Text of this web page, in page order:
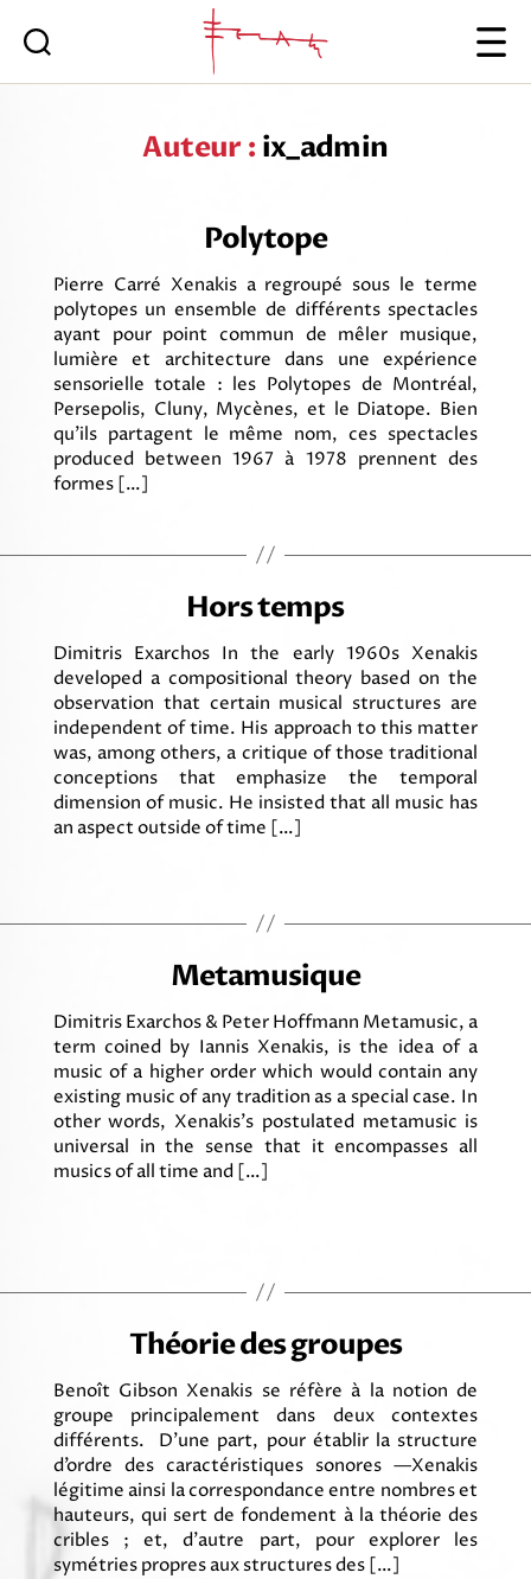
Iannis
Auteur : ix_admin
Polytope
Pierre Carré Xenakis a regroupé sous le terme
polytopes un ensemble de différents spectacles
ayant pour point commun de mêler musique,
lumière et architecture dans une expérience
sensorielle totale : les Polytopes de Montréal,
Persepolis, Cluny, Mycènes, et le Diatope. Bien
qu’ils partagent le même nom, ces spectacles
produced between 1967 à 1978 prennent des
formes […]
Hors temps
Dimitris Exarchos In the early 1960s Xenakis
developed a compositional theory based on the
observation that certain musical structures are
independent of time. His approach to this matter
was, among others, a critique of those traditional
conceptions that emphasize the temporal
dimension of music. He insisted that all music has
an aspect outside of time […]
Metamusique
Dimitris Exarchos & Peter Hoffmann Metamusic, a
term coined by Iannis Xenakis, is the idea of a
music of a higher order which would contain any
existing music of any tradition as a special case. In
other words, Xenakis’s postulated metamusic is
universal in the sense that it encompasses all
musics of all time and […]
Théorie des groupes
Benoît Gibson Xenakis se réfère à la notion de
groupe principalement dans deux contextes
différents. D’une part, pour établir la structure
d’ordre des caractéristiques sonores —Xenakis
légitime ainsi la correspondance entre nombres et
hauteurs, qui sert de fondement à la théorie des
cribles ; et, d’autre part, pour explorer les
symétries propres aux structures des […]